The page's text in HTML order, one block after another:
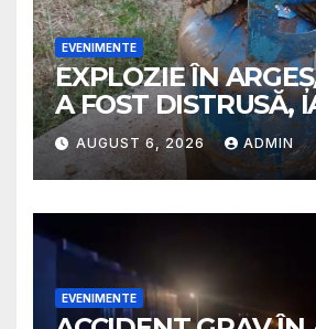
EVENIMENTE
EXPLOZIE ÎN
A FOST DISTRUSĂ,
PROPRIETARA A
ARSURI GRAVE
AUGUST 6, 2026 ADMIN
EVENIMENTE